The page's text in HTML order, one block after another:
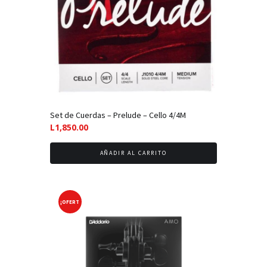
Set de Cuerdas – Prelude – Cello 4/4M
L1,850.00
AÑADIR AL CARRITO
¡OFERT